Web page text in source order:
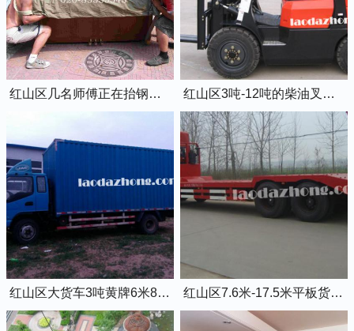
红山区几名师傅正在抬钢琴上楼 红山区3吨-12吨的柴油叉车出租
红山区大货车3吨黄牌6米8的厢式货车 红山区7.6米-17.5米平板货车出租